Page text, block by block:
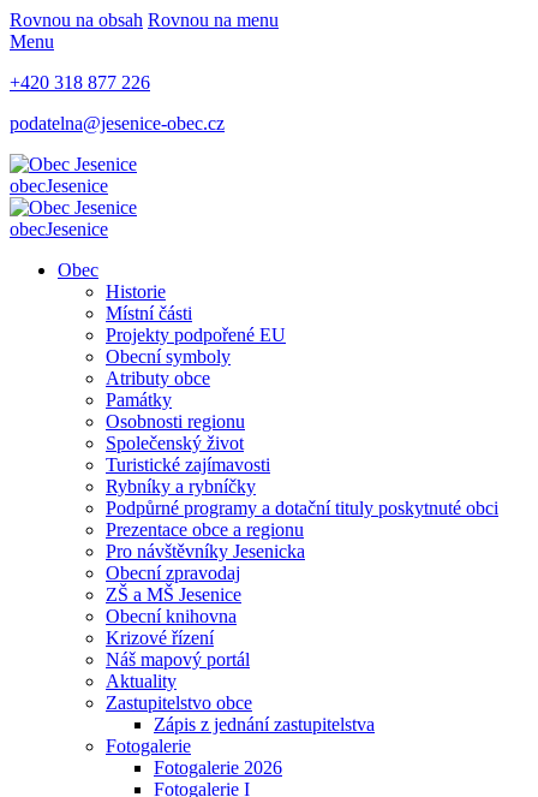
Rovnou na obsah Rovnou na menu
Menu
+420 318 877 226
podatelna@jesenice-obec.cz
obecJesenice
obecJesenice
Obec
Historie
Místní části
Projekty podpořené EU
Obecní symboly
Atributy obce
Památky
Osobnosti regionu
Společenský život
Turistické zajímavosti
Rybníky a rybníčky
Podpůrné programy a dotační tituly poskytnuté obci
Prezentace obce a regionu
Pro návštěvníky Jesenicka
Obecní zpravodaj
ZŠ a MŠ Jesenice
Obecní knihovna
Krizové řízení
Náš mapový portál
Aktuality
Zastupitelstvo obce
Zápis z jednání zastupitelstva
Fotogalerie
Fotogalerie 2026
Fotogalerie I